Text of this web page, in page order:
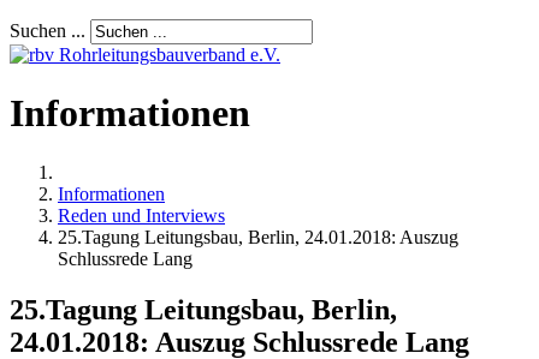
Suchen ...
Informationen
Informationen
Reden und Interviews
25.Tagung Leitungsbau, Berlin, 24.01.2018: Auszug
Schlussrede Lang
25.Tagung Leitungsbau, Berlin,
24.01.2018: Auszug Schlussrede Lang